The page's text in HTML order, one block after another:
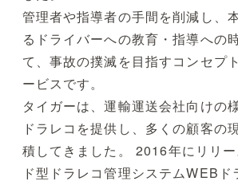
管理者や指導者の手間を削減し、
るドライバーへの教育・指導への
て、事故の撲滅を目指すコンセプ
ービスです。
タイガーは、運輸運送会社向けの
ドラレコを提供し、多くの顧客の
積してきました。 2016年にリリ
ド型ドラレコ管理システムWEB